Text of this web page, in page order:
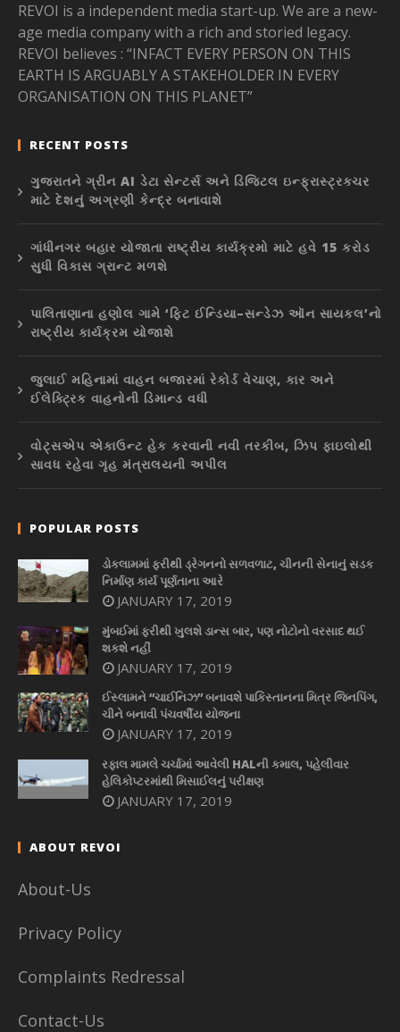
REVOI is a independent media start-up. We are a new-
age media company with a rich and storied legacy.
REVOI believes : “INFACT EVERY PERSON ON THIS
EARTH IS ARGUABLY A STAKEHOLDER IN EVERY
ORGANISATION ON THIS PLANET”
RECENT POSTS
ગુજરાતને ગ્રીન AI ડેટા સેન્ટર્સ અને ડિજિટલ ઇન્ફ્રાસ્ટ્રક્ચર
માટે દેશનું અગ્રણી કેન્દ્ર બનાવાશે
ગાંધીનગર બહાર યોજાતા રાષ્ટ્રીય કાર્યક્રમો માટે હવે 15 કરોડ
સુધી વિકાસ ગ્રાન્ટ મળશે
પાલિતાણાના હણોલ ગામે ‘ફિટ ઈન્ડિયા–સન્ડેઝ ઑન સાયકલ’નો
રાષ્ટ્રીય કાર્યક્રમ યોજાશે
જુલાઈ મહિનામાં વાહન બજારમાં રેકોર્ડ વેચાણ, કાર અને
ઈલેક્ટ્રિક વાહનોની ડિમાન્ડ વધી
વોટ્સએપ એકાઉન્ટ હેક કરવાની નવી તરકીબ, ઝિપ ફાઇલોથી
સાવધ રહેવા ગૃહ મંત્રાલયની અપીલ
POPULAR POSTS
ડોકલામમાં ફરીથી ડ્રેગનનો સળવળાટ, ચીનની સેનાનું સડક
નિર્માણ કાર્ય પૂર્ણતાના આરે
JANUARY 17, 2019
મુંબઈમાં ફરીથી ખુલશે ડાન્સ બાર, પણ નોટોનો વરસાદ થઈ
શકશે નહીં
JANUARY 17, 2019
ઈસ્લામને “ચાઈનિઝ” બનાવશે પાકિસ્તાનના મિત્ર જિનપિંગ,
ચીને બનાવી પંચવર્ષીય યોજના
JANUARY 17, 2019
રફાલ મામલે ચર્ચામાં આવેલી HALની કમાલ, પહેલીવાર
હેલિકોપ્ટરમાંથી મિસાઈલનું પરીક્ષણ
JANUARY 17, 2019
ABOUT REVOI
About-Us
Privacy Policy
Complaints Redressal
Contact-Us